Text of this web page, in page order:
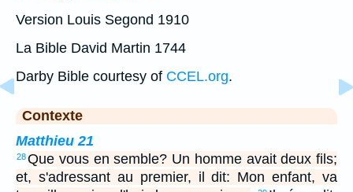
Version Louis Segond 1910
La Bible David Martin 1744
Darby Bible courtesy of CCEL.org.
Contexte
Matthieu 21
28Que vous en semble? Un homme avait deux fils;
et, s'adressant au premier, il dit: Mon enfant, va